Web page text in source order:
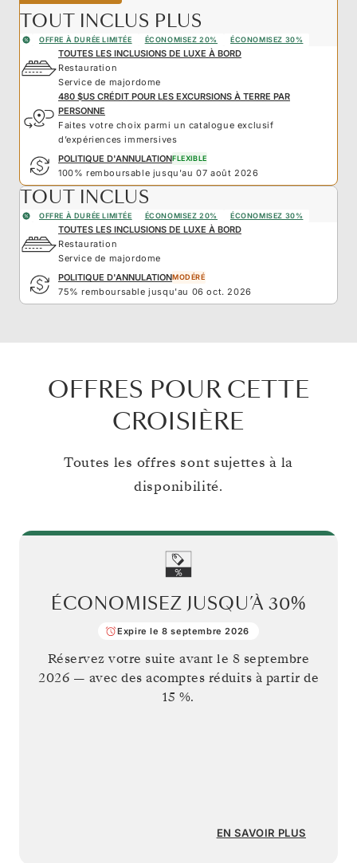
TOUT INCLUS PLUS
OFFRE À DURÉE LIMITÉE ÉCONOMISEZ 20% ÉCONOMISEZ 30%
TOUTES LES INCLUSIONS DE LUXE À BORD
Restauration
Service de majordome
480 $US CRÉDIT POUR LES EXCURSIONS À TERRE PAR
PERSONNE
Faites votre choix parmi un catalogue exclusif
d’expériences immersives
POLITIQUE D'ANNULATIONFLEXIBLE
100% remboursable jusqu'au 07 août 2026
TOUT INCLUS
OFFRE À DURÉE LIMITÉE ÉCONOMISEZ 20% ÉCONOMISEZ 30%
TOUTES LES INCLUSIONS DE LUXE À BORD
Restauration
Service de majordome
POLITIQUE D'ANNULATIONMODÉRÉ
75% remboursable jusqu'au 06 oct. 2026
OFFRES POUR CETTE
CROISIÈRE
Toutes les offres sont sujettes à la
disponibilité.
ÉCONOMISEZ JUSQU’À 30%
Expire le 8 septembre 2026
Réservez votre suite avant le 8 septembre
2026 — avec des acomptes réduits à partir de
15 %.
EN SAVOIR PLUS